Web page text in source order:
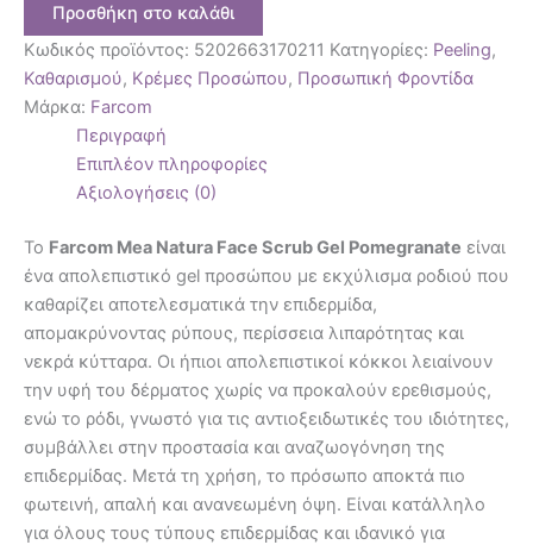
Προσθήκη στο καλάθι
Κωδικός προϊόντος: 5202663170211 Κατηγορίες: Peeling,
Καθαρισμού, Κρέμες Προσώπου, Προσωπική Φροντίδα
Μάρκα: Farcom
Περιγραφή
Επιπλέον πληροφορίες
Αξιολογήσεις (0)
Το Farcom Mea Natura Face Scrub Gel Pomegranate είναι
ένα απολεπιστικό gel προσώπου με εκχύλισμα ροδιού που
καθαρίζει αποτελεσματικά την επιδερμίδα,
απομακρύνοντας ρύπους, περίσσεια λιπαρότητας και
νεκρά κύτταρα. Οι ήπιοι απολεπιστικοί κόκκοι λειαίνουν
την υφή του δέρματος χωρίς να προκαλούν ερεθισμούς,
ενώ το ρόδι, γνωστό για τις αντιοξειδωτικές του ιδιότητες,
συμβάλλει στην προστασία και αναζωογόνηση της
επιδερμίδας. Μετά τη χρήση, το πρόσωπο αποκτά πιο
φωτεινή, απαλή και ανανεωμένη όψη. Είναι κατάλληλο
για όλους τους τύπους επιδερμίδας και ιδανικό για